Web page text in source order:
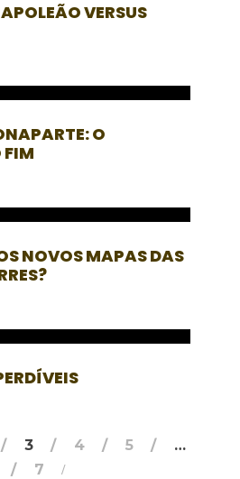
VERSUS
O
FIM
NOVOS MAPAS DAS
3 4 5
…
7